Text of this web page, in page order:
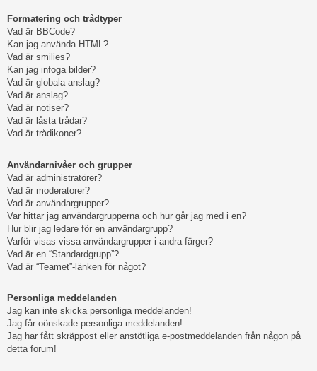
Formatering och trådtyper
Vad är BBCode?
Kan jag använda HTML?
Vad är smilies?
Kan jag infoga bilder?
Vad är globala anslag?
Vad är anslag?
Vad är notiser?
Vad är låsta trådar?
Vad är trådikoner?
Användarnivåer och grupper
Vad är administratörer?
Vad är moderatorer?
Vad är användargrupper?
Var hittar jag användargrupperna och hur går jag med i en?
Hur blir jag ledare för en användargrupp?
Varför visas vissa användargrupper i andra färger?
Vad är en “Standardgrupp”?
Vad är “Teamet”-länken för något?
Personliga meddelanden
Jag kan inte skicka personliga meddelanden!
Jag får oönskade personliga meddelanden!
Jag har fått skräppost eller anstötliga e-postmeddelanden från någon på
detta forum!